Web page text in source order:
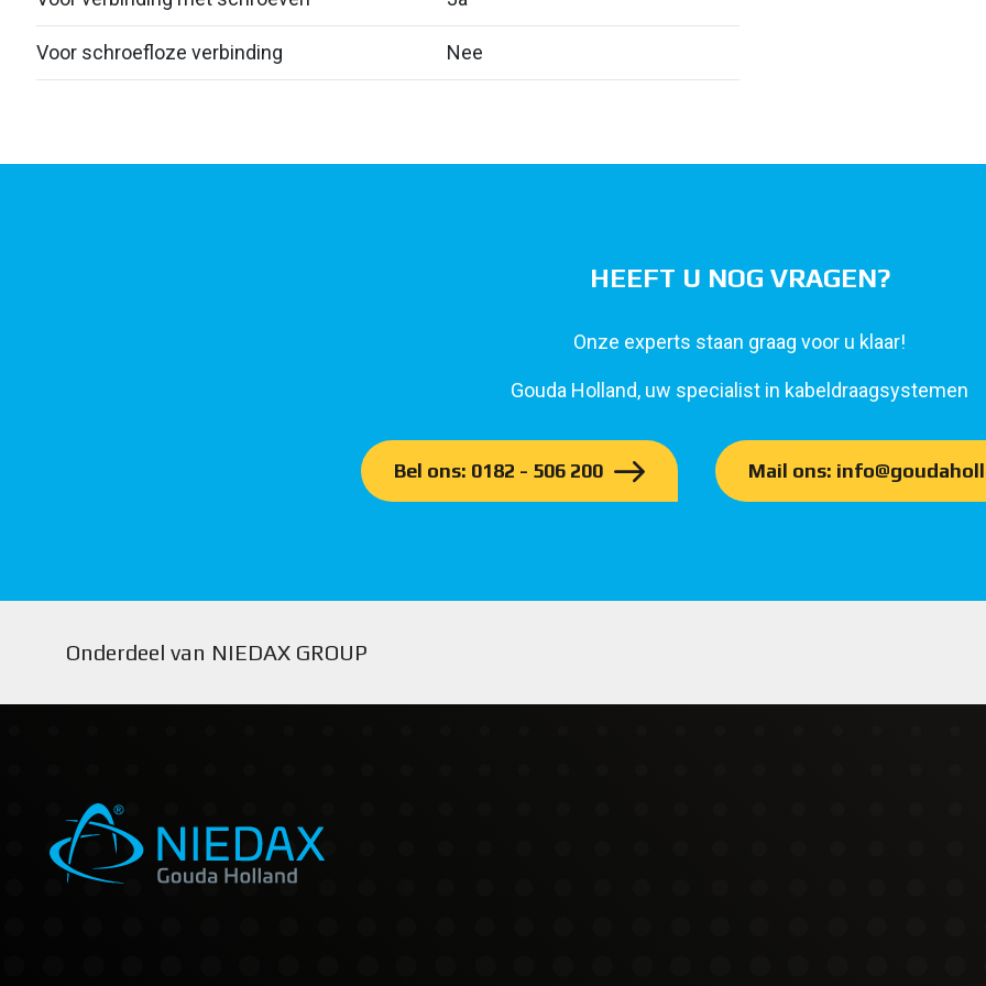
Voor schroefloze verbinding Nee
HEEFT U NOG VRAGEN?
Onze experts staan graag voor u klaar!
Gouda Holland, uw specialist in kabeldraagsystemen
Bel ons: 0182 - 506 200 Mail ons:
Onderdeel van NIEDAX GROUP